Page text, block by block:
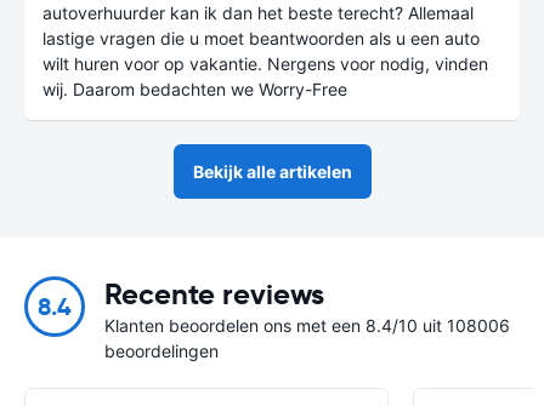
autoverhuurder kan ik dan het beste terecht? Allemaal
lastige vragen die u moet beantwoorden als u een auto
wilt huren voor op vakantie. Nergens voor nodig, vinden
wij. Daarom bedachten we Worry-Free
Bekijk alle artikelen
8.4 Recente reviews
Klanten beoordelen ons met een 8.4/10 uit 108006
beoordelingen